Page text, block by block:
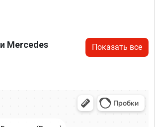
Mercedes Показать все